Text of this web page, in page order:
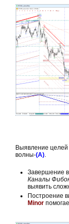
Выявление
волны-(А)
Завершение
Каналы
выявить
Построение
Minor